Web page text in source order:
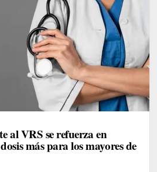
al VRS se refuerza en
más para los mayores de